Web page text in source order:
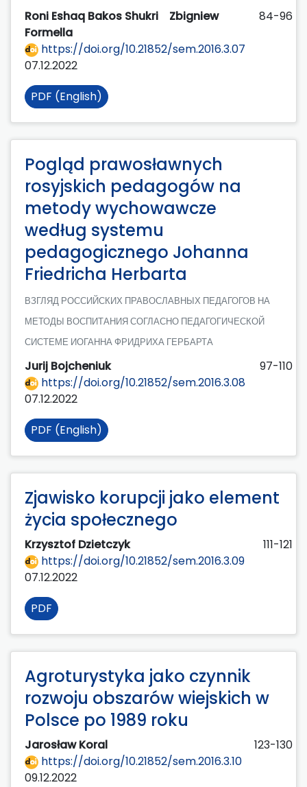
Roni Eshaq Bakos Shukri
Zbigniew
Formella
84-96
https://doi.org/10.21852/sem.2016.3.07
07.12.2022
PDF (English)
Pogląd prawosławnych
rosyjskich pedagogów na
metody wychowawcze
według systemu
pedagogicznego Johanna
Friedricha Herbarta
ВЗГЛЯД РОССИЙСКИХ ПРАВОСЛАВНЫХ ПЕДАГОГОВ НА
МЕТОДЫ ВОСПИТАНИЯ СОГЛАСНО ПЕДАГОГИЧЕСКОЙ
СИСТЕМЕ ИОГАННА ФРИДРИХА ГЕРБАРТА
Jurij Bojcheniuk
97-110
https://doi.org/10.21852/sem.2016.3.08
07.12.2022
PDF (English)
Zjawisko korupcji jako element
życia społecznego
Krzysztof Dzietczyk
111-121
https://doi.org/10.21852/sem.2016.3.09
07.12.2022
PDF
Agroturystyka jako czynnik
rozwoju obszarów wiejskich w
Polsce po 1989 roku
Jarosław Koral
123-130
https://doi.org/10.21852/sem.2016.3.10
09.12.2022